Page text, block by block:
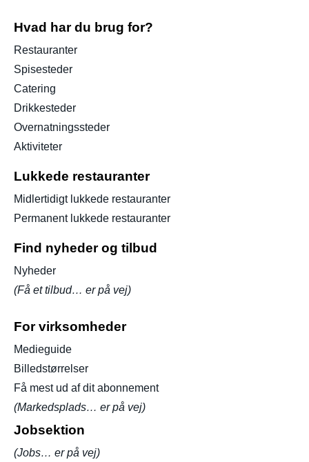
Hvad har du brug for?
Restauranter
Spisesteder
Catering
Drikkesteder
Overnatningssteder
Aktiviteter
Lukkede restauranter
Midlertidigt lukkede restauranter
Permanent lukkede restauranter
Find nyheder og tilbud
Nyheder
(Få et tilbud… er på vej)
For virksomheder
Medieguide
Billedstørrelser
Få mest ud af dit abonnement
(Markedsplads… er på vej)
Jobsektion
(Jobs… er på vej)